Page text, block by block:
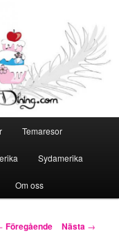
Temaresor
Sydamerika
Om oss
Föregående Nästa →